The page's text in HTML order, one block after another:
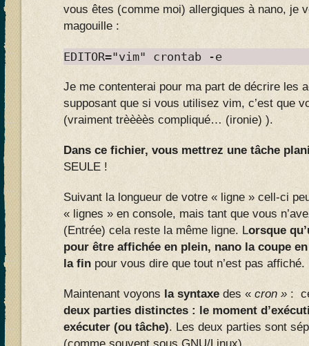
vous êtes (comme moi) allergiques à nano, je
magouille :
EDITOR="vim" crontab -e
Je me contenterai pour ma part de décrire les
supposant que si vous utilisez vim, c’est que
(vraiment trèèèès compliqué… (ironie) ).
Dans ce fichier, vous mettrez une tâche
SEULE !
Suivant la longueur de votre « ligne » cell-ci
« lignes » en console, mais tant que vous
(Entrée) cela reste la même ligne. Lorsque
pour être affichée en plein, nano la coupe
la fin pour vous dire que tout n’est pas affiché.
Maintenant voyons la syntaxe des « cron » :
deux parties distinctes : le moment
exécuter (ou tâche). Les deux parties sont